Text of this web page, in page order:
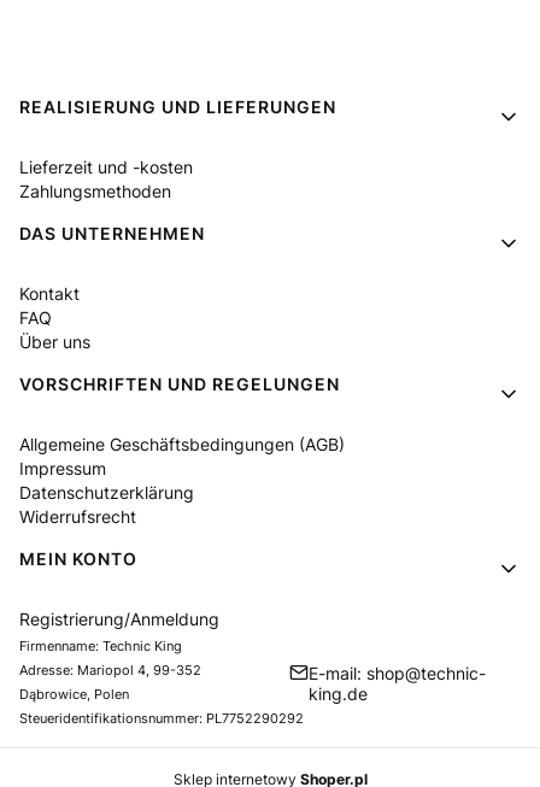
Fußzeilenmenü
REALISIERUNG UND LIEFERUNGEN
Lieferzeit und -kosten
Zahlungsmethoden
DAS UNTERNEHMEN
Kontakt
FAQ
Über uns
VORSCHRIFTEN UND REGELUNGEN
Allgemeine Geschäftsbedingungen (AGB)
Impressum
Datenschutzerklärung
Widerrufsrecht
MEIN KONTO
Registrierung/Anmeldung
Firmenname: Technic King
Adresse: Mariopol 4, 99-352
Dąbrowice, Polen
Steueridentifikationsnummer: PL7752290292
E-mail: shop@technic-
king.de
Sklep internetowy Shoper.pl